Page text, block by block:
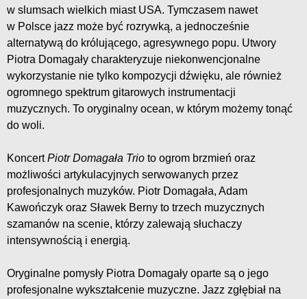
w slumsach wielkich miast USA. Tymczasem nawet
w Polsce jazz może być rozrywką, a jednocześnie
alternatywą do królującego, agresywnego popu. Utwory
Piotra Domagały charakteryzuje niekonwencjonalne
wykorzystanie nie tylko kompozycji dźwięku, ale również
ogromnego spektrum gitarowych instrumentacji
muzycznych. To oryginalny ocean, w którym możemy tonąć
do woli.
KoncertPiotr Domagała Trio to ogrom brzmień oraz
możliwości artykulacyjnych serwowanych przez
profesjonalnych muzyków. Piotr Domagała, Adam
Kawończyk oraz Sławek Berny to trzech muzycznych
szamanów na scenie, którzy zalewają słuchaczy
intensywnością i energią.
Oryginalne pomysły Piotra Domagały oparte są o jego
profesjonalne wykształcenie muzyczne. Jazz zgłębiał na